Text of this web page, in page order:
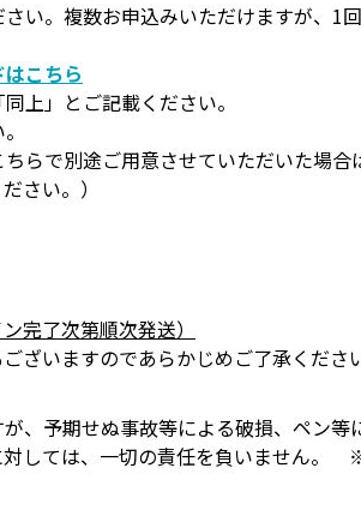
い。複数お申込みいただけますが、1
こちら
上」とご記載ください。
らで別途ご用意させていただいた場合
さい。）
ン完了次第順次発送）
ざいますのであらかじめご了承くださ
、予期せぬ事故等による破損、ペン
しては、一切の責任を負いません。